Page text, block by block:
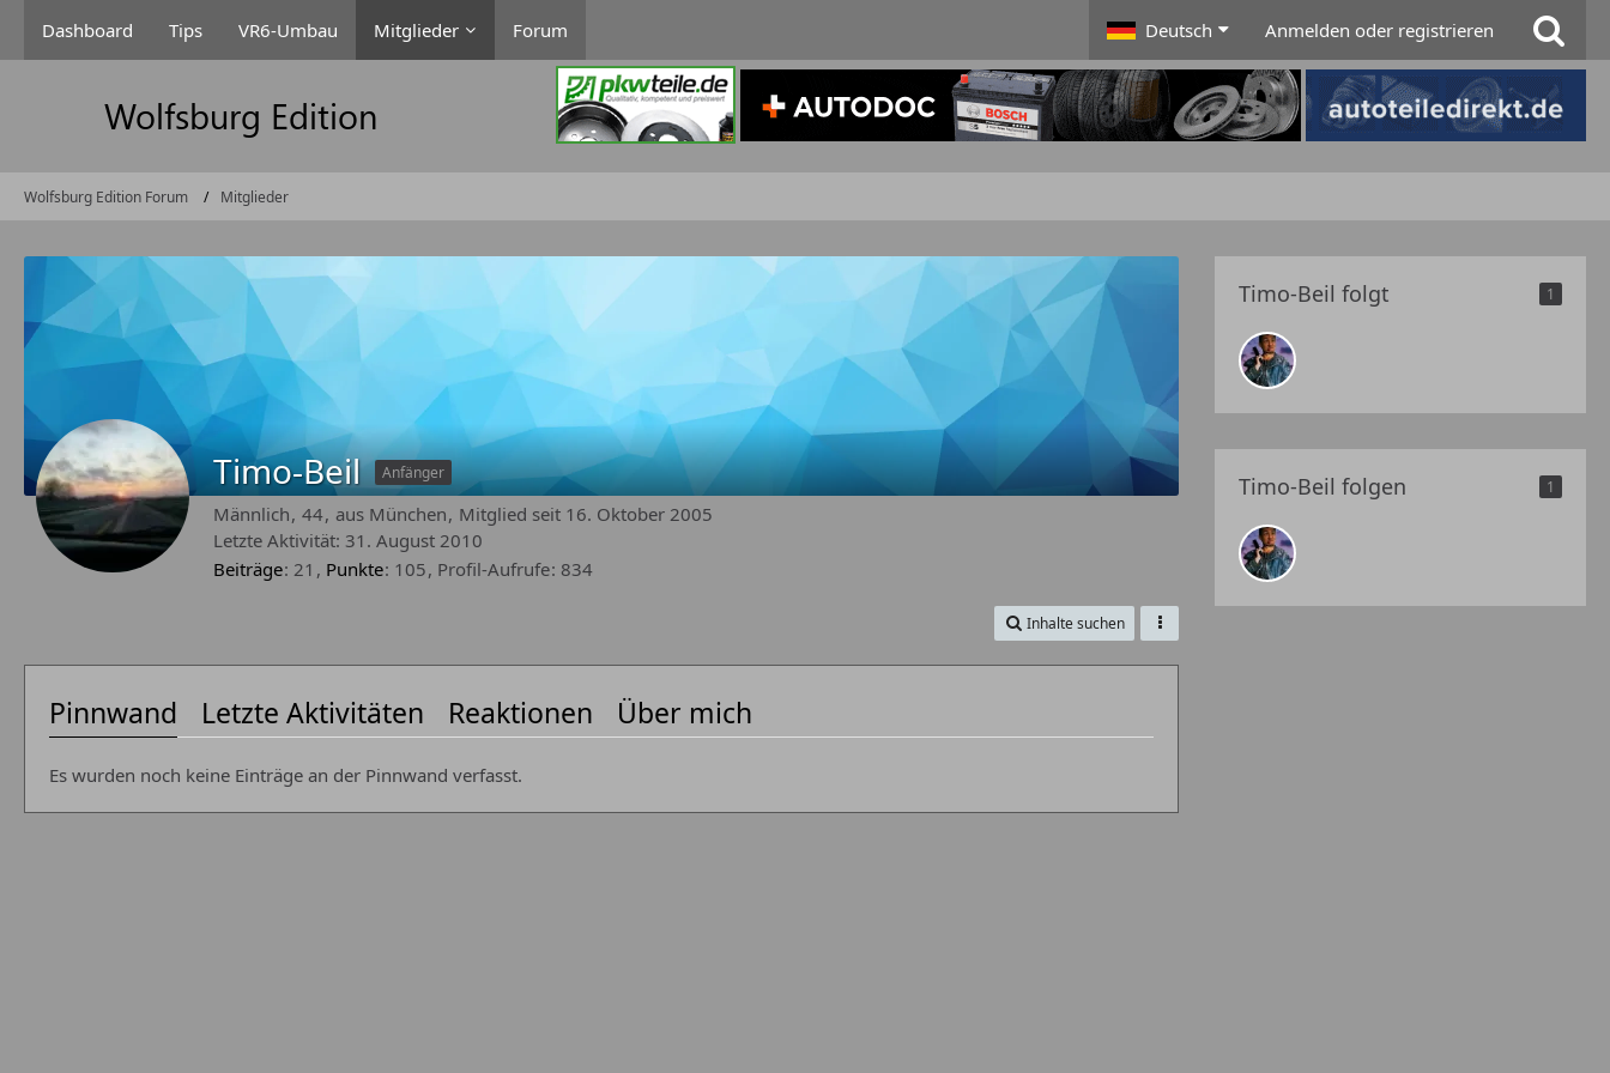
Dashboard Tips VR6-Umbau Mitglieder Forum Deutsch Anmelden oder registrieren
Wolfsburg Edition Forum Mitglieder
Timo-Beil Anfänger
Männlich 44 aus München Mitglied seit 16. Oktober 2005
Letzte Aktivität: 31. August 2010
Beiträge 21 Punkte 105 Profil-Aufrufe 834
Inhalte suchen
Pinnwand Letzte Aktivitäten Reaktionen Über mich
Es wurden noch keine Einträge an der Pinnwand verfasst.
Timo-Beil folgt 1
Timo-Beil folgen 1